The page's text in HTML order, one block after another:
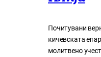
Почитувани
кичевската
молитвено